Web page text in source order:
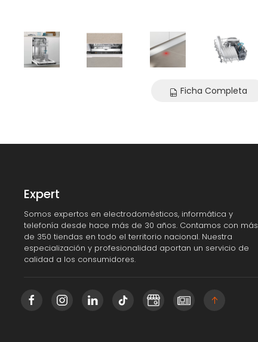
Ficha Completa
Expert
Somos expertos en electrodomésticos, informática y
telefonía desde hace más de 30 años. Contamos con más
de 350 tiendas en todo el territorio nacional. Nuestra
especialización y profesionalidad aportan un servicio de
calidad a los consumidores.